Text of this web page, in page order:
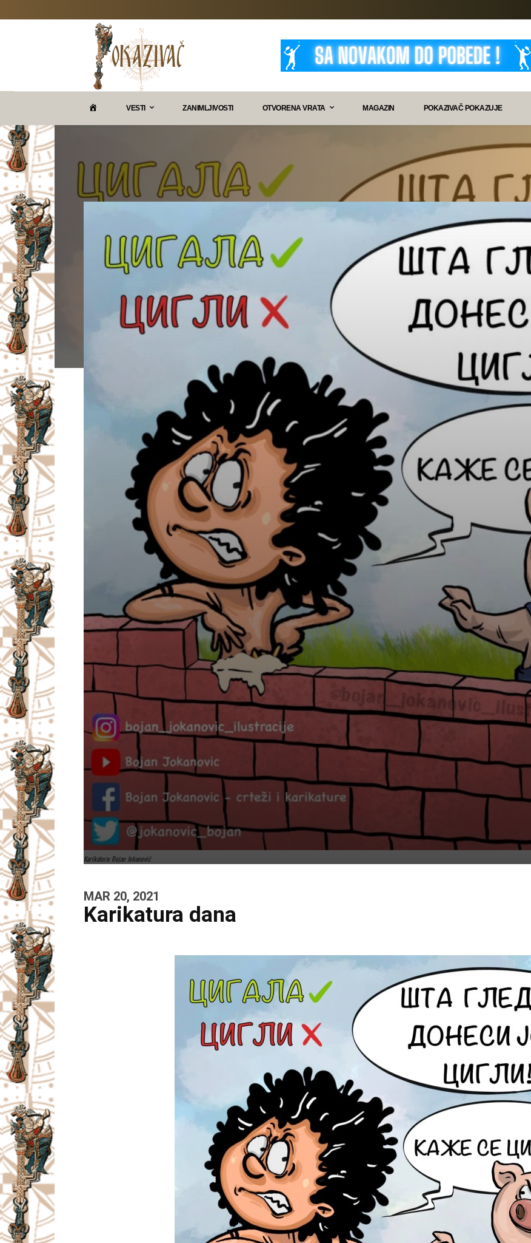
K
VESTI ZANIMLJIVOSTI OTVORENA VRATA MAGAZIN POKAZIVAČ POKAZUJE
Karikatura: Bojan Jokanović
MAR 20, 2021
Karikatura dana